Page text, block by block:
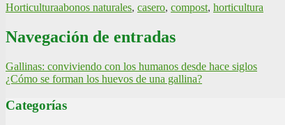
Horticulturaabonos naturales, casero, compost, horticultura
Navegación de entradas
Gallinas: conviviendo con los humanos desde hace siglos
¿Cómo se forman los huevos de una gallina?
Categorías